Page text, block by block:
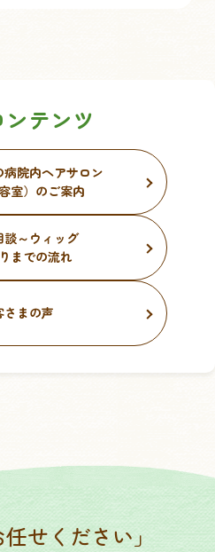
テンツ
病院内ヘアサロン
室）のご案内
談～ウィッグ
までの流れ
さまの声
せください」